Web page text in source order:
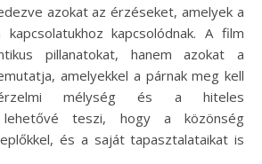
azokat az érzéseket, amelyek a
kapcsolódnak. A film
pillanatokat, hanem azokat a
amelyekkel a párnak meg kell
mélység és a hiteles
lehetővé teszi, hogy a közönség
és a saját tapasztalataikat is